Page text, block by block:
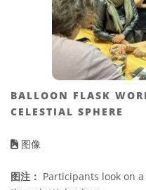
BALLOON FLASK
CELESTIAL SPHERE
图像
图注： Participants look on